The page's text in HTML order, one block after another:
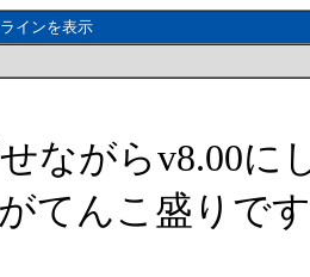
インを表示
ながらv8.00に
てんこ盛りで